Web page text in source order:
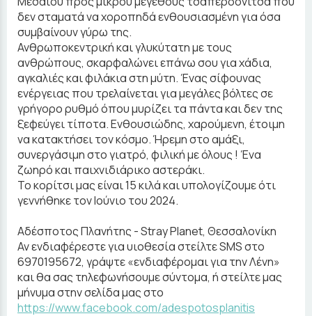
δεν σταματά να χοροπηδά ενθουσιασμένη για όσα
συμβαίνουν γύρω της.
Ανθρωποκεντρική και γλυκύτατη με τους
ανθρώπους, σκαρφαλώνει επάνω σου για χάδια,
αγκαλιές και φιλάκια στη μύτη. Ένας σίφουνας
ενέργειας που τρελαίνεται για μεγάλες βόλτες σε
γρήγορο ρυθμό όπου μυρίζει τα πάντα και δεν της
ξεφεύγει τίποτα. Ενθουσιώδης, χαρούμενη, έτοιμη
να κατακτήσει τον κόσμο. Ήρεμη στο αμάξι,
συνεργάσιμη στο γιατρό, φιλική με όλους ! Ένα
ζωηρό και παιχνιδιάρικο αστεράκι.
Το κορίτσι μας είναι 15 κιλά και υπολογίζουμε ότι
γεννήθηκε τον Ιούνιο του 2024.
Αδέσποτος Πλανήτης - Stray Planet, Θεσσαλονίκη
Αν ενδιαφέρεστε για υιοθεσία στείλτε SMS στο
6970195672, γράψτε «ενδιαφέρομαι για την Λένη»
και θα σας τηλεφωνήσουμε σύντομα, ή στείλτε μας
μήνυμα στην σελίδα μας στο
https://www.facebook.com/adespotosplanitis